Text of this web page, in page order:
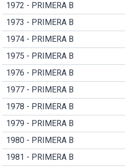
1972 - PRIMERA B
1973 - PRIMERA B
1974 - PRIMERA B
1975 - PRIMERA B
1976 - PRIMERA B
1977 - PRIMERA B
1978 - PRIMERA B
1979 - PRIMERA B
1980 - PRIMERA B
1981 - PRIMERA B